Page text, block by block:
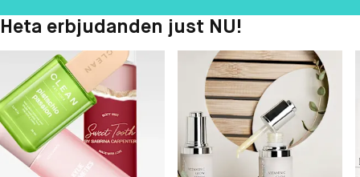
Heta erbjudanden just NU!